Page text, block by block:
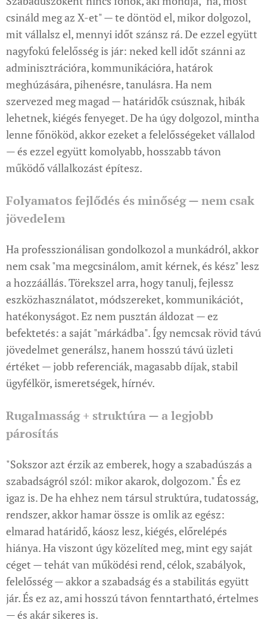
csináld meg az X-et" — te döntöd el, mikor dolgozol,
mit vállalsz el, mennyi időt szánsz rá. De ezzel együtt
nagyfokú felelősség is jár: neked kell időt szánni az
adminisztrációra, kommunikációra, határok
meghúzására, pihenésre, tanulásra. Ha nem
szervezed meg magad — határidők csúsznak, hibák
lehetnek, kiégés fenyeget. De ha úgy dolgozol, mintha
lenne főnököd, akkor ezeket a felelősségeket vállalod
— és ezzel együtt komolyabb, hosszabb távon
működő vállalkozást építesz.
Folyamatos fejlődés és minőség — nem csak
jövedelem
Ha professzionálisan gondolkozol a munkádról, akkor
nem csak "ma megcsinálom, amit kérnek, és kész" lesz
a hozzáállás. Törekszel arra, hogy tanulj, fejlessz
eszközhasználatot, módszereket, kommunikációt,
hatékonyságot. Ez nem pusztán áldozat — ez
befektetés: a saját "márkádba". Így nemcsak rövid távú
jövedelmet generálsz, hanem hosszú távú üzleti
értéket — jobb referenciák, magasabb díjak, stabil
ügyfélkör, ismeretségek, hírnév.
Rugalmasság + struktúra — a legjobb
párosítás
"Sokszor azt érzik az emberek, hogy a szabadúszás a
szabadságról szól: mikor akarok, dolgozom." És ez
igaz is. De ha ehhez nem társul struktúra, tudatosság,
rendszer, akkor hamar össze is omlik az egész:
elmarad határidő, káosz lesz, kiégés, előrelépés
hiánya. Ha viszont úgy közelíted meg, mint egy saját
céget — tehát van működési rend, célok, szabályok,
felelősség — akkor a szabadság és a stabilitás együtt
jár. És ez az, ami hosszú távon fenntartható, értelmes
— és akár sikeres is.